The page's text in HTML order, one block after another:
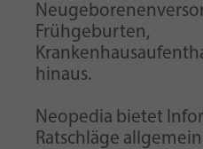
Frühgeburten,
hinaus.
Neopedia bietet
Ratschläge